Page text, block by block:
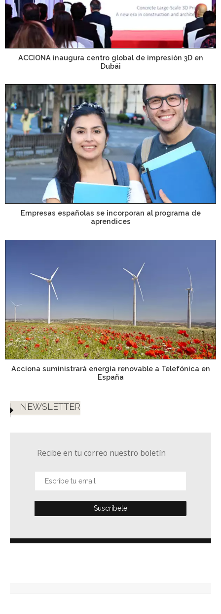
ACCIONA inaugura centro global de impresión 3D en
Dubái
Empresas españolas se incorporan al programa de
aprendices
Acciona suministrará energía renovable a Telefónica en
España
NEWSLETTER
Recibe en tu correo nuestro boletín